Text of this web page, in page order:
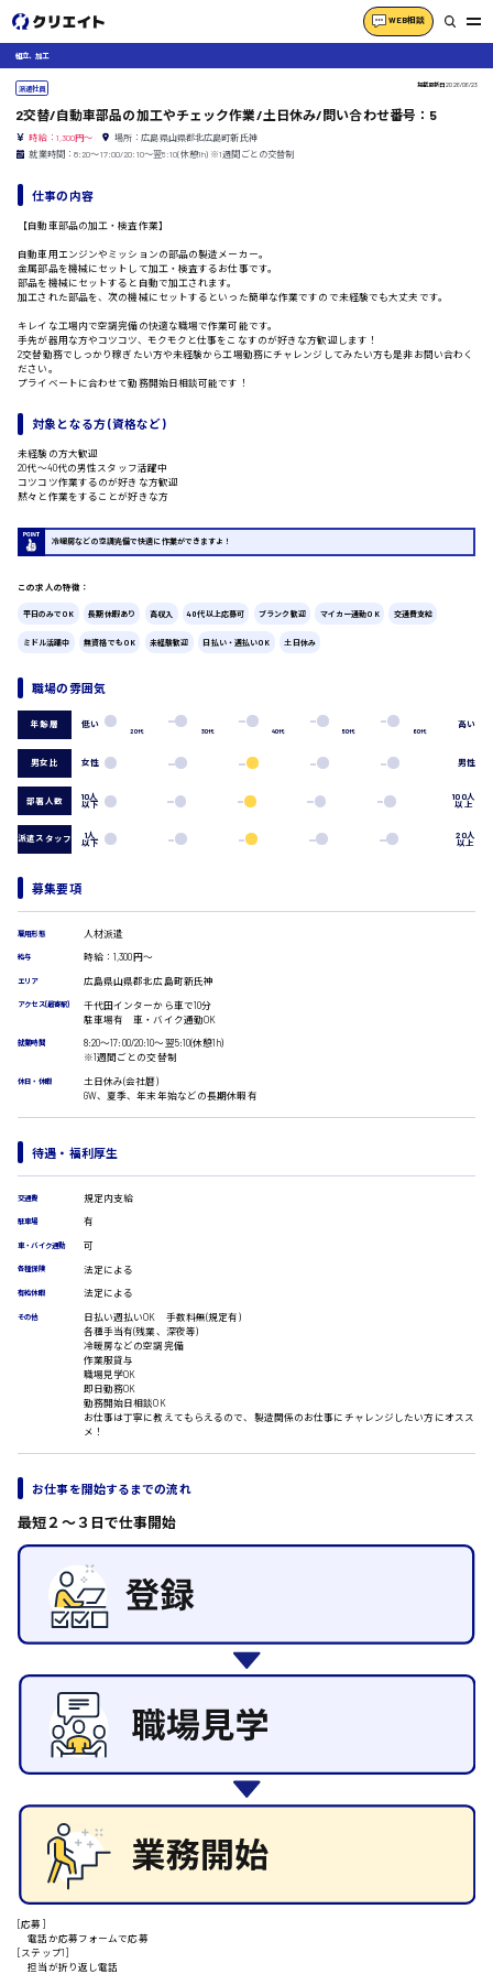
WEB相談
製造・軽作業・物流系
組立、加工
ピッキング・仕分け
軽作業
介護・医療系
医師
介護職
看護助手
看護師
オフィスワーク系
貿易事務
コールセンターオペレーター
IT・クリエイティブ系
DTPオペレーター
校正・編集
システムエンジニア
プログラマー
カスタマーエンジニア
販売・サービス・フード系
経営企画
その他の専門職
施設管理・整備
清掃
自動車整備士
配送・ドライバー
広島市南区
広島市安佐南区
広島市安佐北区
広島市安芸区
東広島市
安芸高田市
山県郡
時給1300円～
時給1400円～
時給制すべて
日給8000円～
日給10000円以上
組立、加工
派遣社員 掲載更新日2026/06/23
2交替/自動車部品の加工やチェック作業/土日休み/問い合わせ番号：5
時給：1,300円～
場所：広島県山県郡北広島町新氏神
就業時間：8:20〜17:00/20:10〜翌5:10(休憩1h) ※1週間ごとの交替制
仕事の内容
【自動車部品の加工・検査作業】
自動車用エンジンやミッションの部品の製造メーカー。
金属部品を機械にセットして加工・検査するお仕事です。
部品を機械にセットすると自動で加工されます。
加工された部品を、次の機械にセットするといった簡単な作業ですので未経験でも大丈夫です。
キレイな工場内で空調完備の快適な職場で作業可能です。
手先が器用な方やコツコツ、モクモクと仕事をこなすのが好きな方歓迎します！
2交替勤務でしっかり稼ぎたい方や未経験から工場勤務にチャレンジしてみたい方も是非お問い合わく
ださい。
プライベートに合わせて勤務開始日相談可能です！
対象となる方 (資格など)
未経験の方大歓迎
20代〜40代の男性スタッフ活躍中
コツコツ作業するのが好きな方歓迎
黙々と作業をすることが好きな方
冷暖房などの空調完備で快適に作業ができますよ！
この求人の特徴：
平日のみでOK 長期休暇あり 高収入 40代以上応募可 ブランク歓迎 マイカー通勤OK 交通費支給
ミドル活躍中 無資格でもOK 未経験歓迎 日払い・週払いOK 土日休み
職場の雰囲気
年齢層 低い
20代 30代 40代 50代 60代
高い
男女比 女性 男性
部署人数 10人
以下
100人
以上
派遣スタッフ 1人
以下
20人
以上
募集要項
雇用形態 人材派遣
給与 時給：1,300円～
エリア 広島県山県郡北広島町新氏神
アクセス(最寄駅)
千代田インターから車で10分
駐車場有 車・バイク通勤OK
就業時間
8:20〜17:00/20:10〜翌5:10(休憩1h)
※1週間ごとの交替制
休日・休暇
土日休み(会社暦)
GW、夏季、年末年始などの長期休暇有
待遇・福利厚生
交通費 規定内支給
駐車場 有
車・バイク通勤 可
各種保険 法定による
有給休暇 法定による
その他
日払い週払いOK 手数料無(規定有)
各種手当有(残業、深夜等)
冷暖房などの空調完備
作業服貸与
職場見学OK
即日勤務OK
勤務開始日相談OK
お仕事は丁寧に教えてもらえるので、製造関係のお仕事にチャレンジしたい方にオスス
メ！
お仕事を開始するまでの流れ
最短２〜３日で仕事開始
[応募]
電話か応募フォームで応募
[ステップ1]
担当が折り返し電話